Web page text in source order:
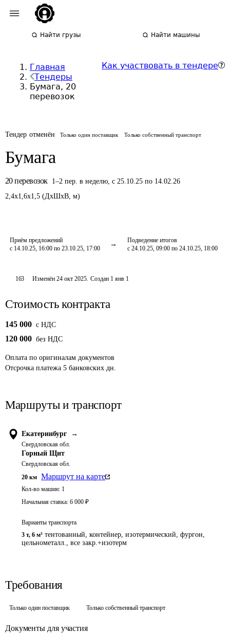
Найти грузы Найти машины
Главная
Тендеры
Бумага, 20
перевозок
Как участвовать в тендере
Тендер отменён Только один поставщик Только собственный транспорт
Бумага
20 перевозок 1–2 пер. в неделю, с 25.10.25 по 14.02.26
2,4x1,6x1,5 (ДxШxВ, м)
Приём предложений
с 14.10.25, 16:00 по 23.10.25, 17:00
Подведение итогов
с 24.10.25, 09:00 по 24.10.25, 18:00
163 Изменён24 окт 2025. Создан 1 янв 1
Стоимость контракта
145 000 c НДС
120 000 без НДС
Оплата по оригиналам документов
Отсрочка платежа 5 банковских дн.
Маршруты и транспорт
Екатеринбург →
Свердловская обл.
Горный Щит
Свердловская обл.
20 км Маршрут на карте
Кол-во машин: 1
Начальная ставка: 6 000 ₽
Варианты транспорта
3 т, 6 м³ тентованный, контейнер, изотермический, фургон,
цельнометалл., все закр.+изотерм
Требования
Только один поставщик Только собственный транспорт
Документы для участия